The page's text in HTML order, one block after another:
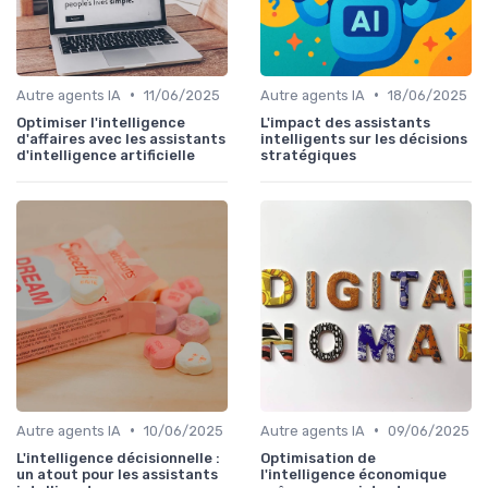
Autre agents IA • 11/06/2025
Optimiser l'intelligence
d'affaires avec les assistants
d'intelligence artificielle
Autre agents IA • 18/06/2025
L'impact des assistants
intelligents sur les décisions
stratégiques
Autre agents IA • 10/06/2025
L'intelligence décisionnelle :
un atout pour les assistants
Autre agents IA • 09/06/2025
Optimisation de
l'intelligence économique